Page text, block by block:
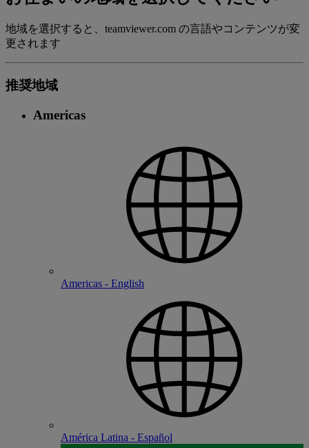
地域を選択すると、teamviewer.com の言語やコンテンツが変
更されます
推奨地域
Americas
Americas - English
América Latina - Español